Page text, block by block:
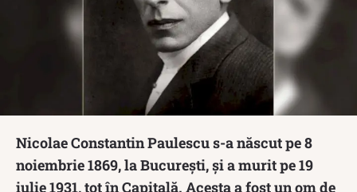
Nicolae Constantin Paulescu s-a născut pe 8
noiembrie 1869, la București, și a murit pe 19
iulie 1931, tot în Capitală. Acesta a fost un om de